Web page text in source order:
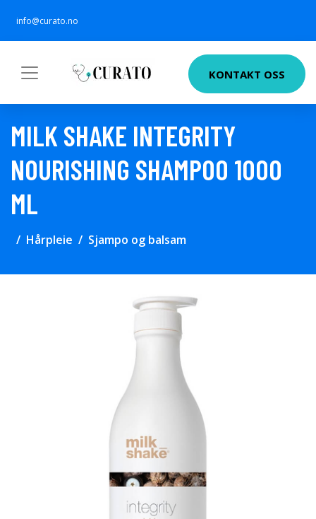
info@curato.no
KONTAKT OSS
MILK SHAKE INTEGRITY
NOURISHING SHAMPOO 1000
ML
Hårpleie Sjampo og balsam